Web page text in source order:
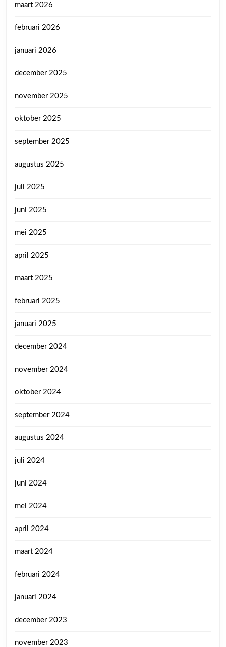
maart 2026
februari 2026
januari 2026
december 2025
november 2025
oktober 2025
september 2025
augustus 2025
juli 2025
juni 2025
mei 2025
april 2025
maart 2025
februari 2025
januari 2025
december 2024
november 2024
oktober 2024
september 2024
augustus 2024
juli 2024
juni 2024
mei 2024
april 2024
maart 2024
februari 2024
januari 2024
december 2023
november 2023